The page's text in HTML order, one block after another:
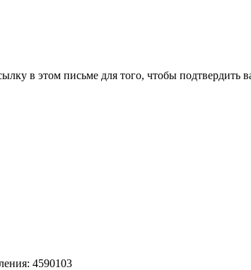
в этом письме для того, чтобы подтвердить
4590103